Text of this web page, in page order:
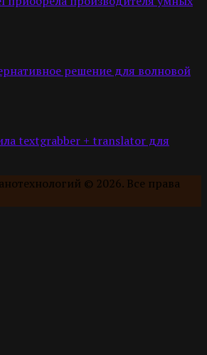
решение для волновой
textgrabber + translator для
© 2026. Все права